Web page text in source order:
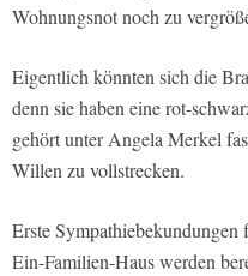
Wohnungsnot noch zu
Eigentlich könnten sich die
denn sie haben eine rot-
gehört unter Angela Merkel
Willen zu vollstrecken.
Erste
Ein-Familien-Haus werden